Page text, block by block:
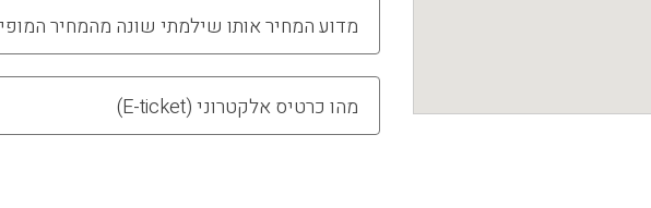
מדוע המחיר אותו שילמתי שונה מהמחיר
מהו כרטיס אלקטרוני (E-ticket)